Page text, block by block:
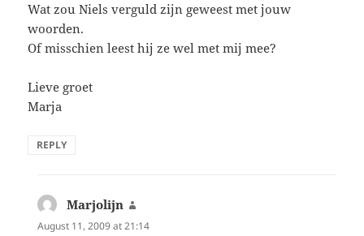
Wat zou Niels verguld zijn geweest met jouw
woorden.
Of misschien leest hij ze wel met mij mee?
Lieve groet
Marja
REPLY
Marjolijn
August 11, 2009 at 21:14